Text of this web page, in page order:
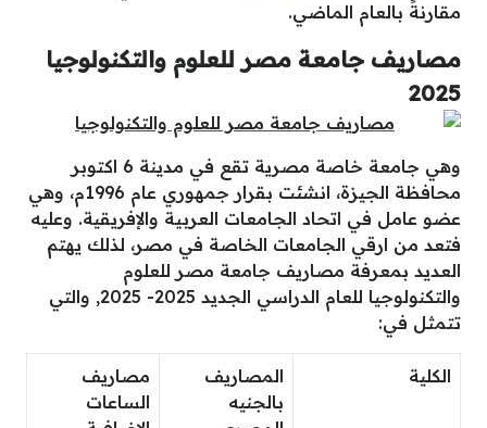
مقارنةً بالعام الماضي.
مصاريف جامعة مصر للعلوم والتكنولوجيا
2025
وهي جامعة خاصة مصرية تقع في مدينة 6 اكتوبر
محافظة الجيزة، انشئت بقرار جمهوري عام 1996م، وهي
عضو عامل في اتحاد الجامعات العربية والإفريقية. وعليه
فتعد من ارقي الجامعات الخاصة في مصر، لذلك يهتم
العديد بمعرفة مصاريف جامعة مصر للعلوم
والتكنولوجيا للعام الدراسي الجديد 2025- 2025, والتي
تتمثل في:
الكلية
المصاريف
بالجنيه
مصاريف
الساعات